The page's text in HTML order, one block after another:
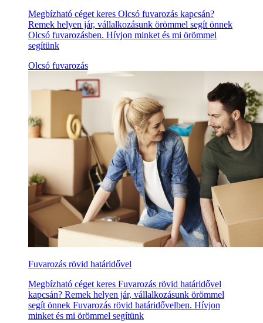
Megbízható céget keres Olcsó fuvarozás kapcsán?
Remek helyen jár, vállalkozásunk örömmel segít önnek
Olcsó fuvarozásben. Hívjon minket és mi örömmel
segítünk
Olcsó fuvarozás
Fuvarozás rövid határidővel
Megbízható céget keres Fuvarozás rövid határidővel
kapcsán? Remek helyen jár, vállalkozásunk örömmel
segít önnek Fuvarozás rövid határidővelben. Hívjon
minket és mi örömmel segítünk